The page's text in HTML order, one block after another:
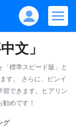
文」
標準スピード版」と
す。
さらに、ピンイ
習できます。ヒアリン
めです！
グ